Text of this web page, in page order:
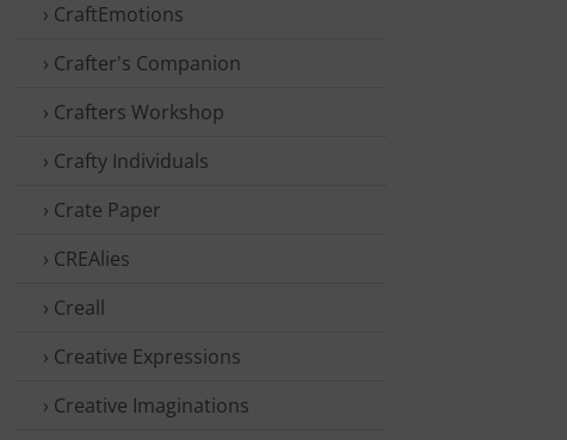
› CraftEmotions
› Crafter's Companion
› Crafters Workshop
› Crafty Individuals
› Crate Paper
› CREAlies
› Creall
› Creative Expressions
› Creative Imaginations